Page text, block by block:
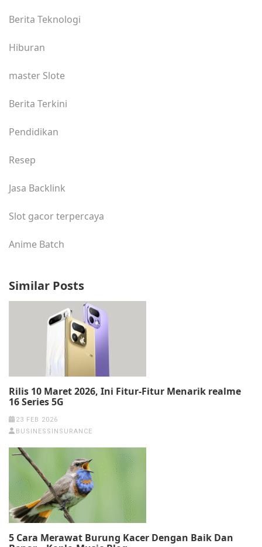
Berita Teknologi
Hiburan
master Slote
Berita Terkini
Pendidikan
Resep
Jasa Backlink
Slot gacor terpercaya
Anime Batch
Similar Posts
Rilis 10 Maret 2026, Ini Fitur-Fitur Menarik realme
16 Series 5G
23 FEB 2026
BUSINESSINSURANCE
5 Cara Merawat Burung Kacer Dengan Baik Dan